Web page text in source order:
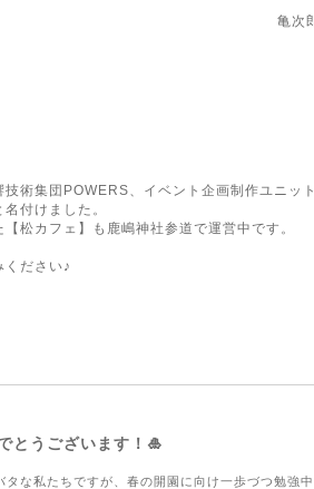
亀次
術集団POWERS、イベント企画制作ユニッ
付けました。
松カフェ】も鹿嶋神社参道で運営中です。
ださい♪
とうございます！🎍
タな私たちですが、春の開園に向け一歩づつ勉強中